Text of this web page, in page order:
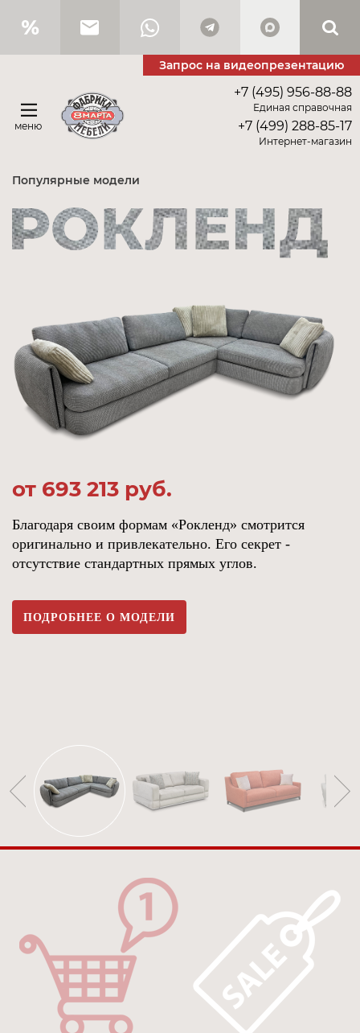
Запрос на видеопрезентацию
меню
+7 (495) 956-88-88
Единая справочная
+7 (499) 288-85-17
Интернет-магазин
Популярные модели
от 693 213 руб.
Благодаря своим формам «Рокленд» смотрится
оригинально и привлекательно. Его секрет -
отсутствие стандартных прямых углов.
ПОДРОБНЕЕ О МОДЕЛИ